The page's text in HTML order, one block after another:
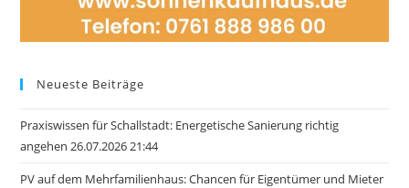
Neueste Beiträge
Praxiswissen für Schallstadt: Energetische Sanierung richtig
angehen 26.07.2026 21:44
PV auf dem Mehrfamilienhaus: Chancen für Eigentümer und Mieter